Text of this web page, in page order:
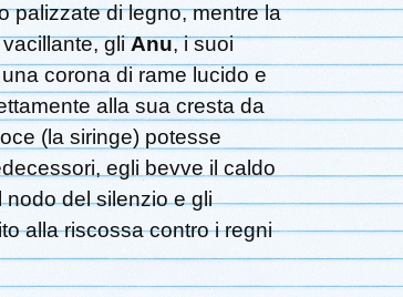
palizzate di legno, mentre la
vacillante, gliAnu, i suoi
corona di rame lucido e
alla sua cresta da
(la siringe) potesse
egli bevve il caldo
nodo del silenzio e gli
alla riscossa contro i regni